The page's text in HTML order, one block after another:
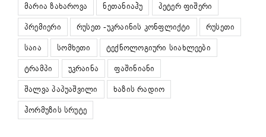
მარია ზახაროვა
ნეთანიაჰუ
პეტერ ფიშერი
პრემიერი
რუსეთ -უკრაინის კონფლიქტი
რუსეთი
საია
სომხეთი
ტექნოლოგიური სიახლეები
ტრამპი
უკრაინა
ფაშინიანი
შალვა პაპუაშვილი
ხაზის რადიო
ჰორმუზის სრუტე